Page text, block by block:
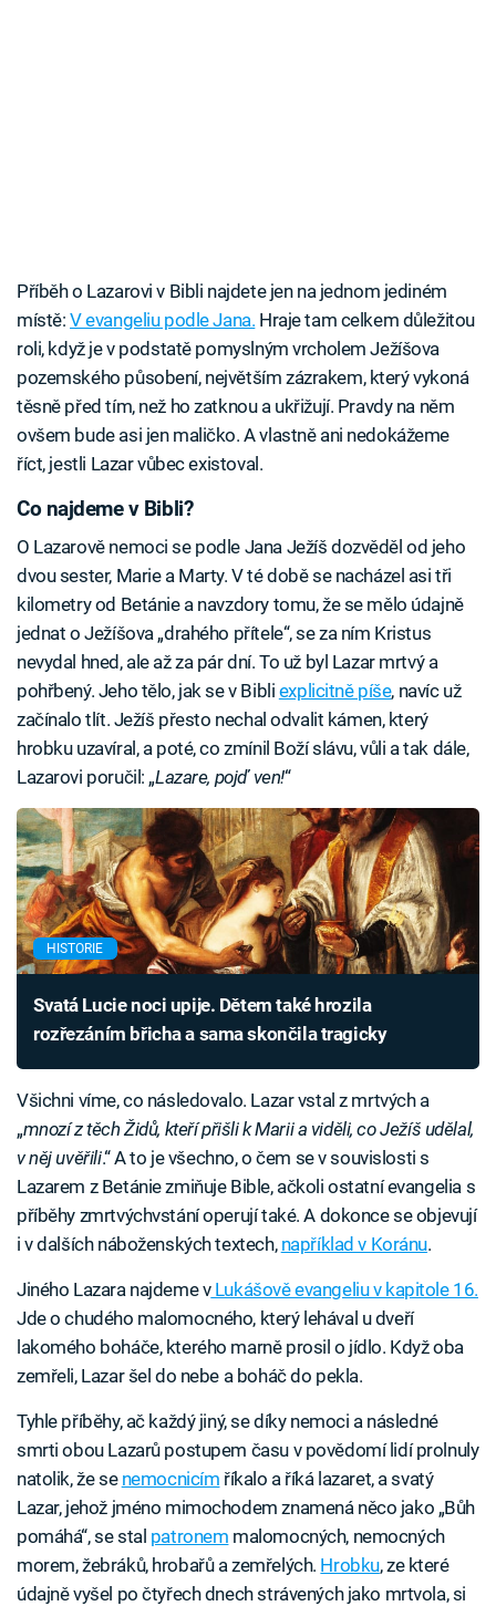
Příběh o Lazarovi v Bibli najdete jen na jednom jediném
místě:V evangeliu podle Jana. Hraje tam celkem důležitou
roli, když je v podstatě pomyslným vrcholem Ježíšova
pozemského působení, největším zázrakem, který vykoná
těsně před tím, než ho zatknou a ukřižují. Pravdy na něm
ovšem bude asi jen maličko. A vlastně ani nedokážeme
říct, jestli Lazar vůbec existoval.
Co najdeme v Bibli?
O Lazarově nemoci se podle Jana Ježíš dozvěděl od jeho
dvou sester, Marie a Marty. V té době se nacházel asi tři
kilometry od Betánie a navzdory tomu, že se mělo údajně
jednat o Ježíšova „drahého přítele“, se za ním Kristus
nevydal hned, ale až za pár dní. To už byl Lazar mrtvý a
pohřbený. Jeho tělo, jak se v Bibli explicitně píše, navíc už
začínalo tlít. Ježíš přesto nechal odvalit kámen, který
hrobku uzavíral, a poté, co zmínil Boží slávu, vůli a tak dále,
Lazarovi poručil: „Lazare, pojď ven!“
HISTORIE
Svatá Lucie noci upije. Dětem také hrozila
rozřezáním břicha a sama skončila tragicky
Všichni víme, co následovalo. Lazar vstal z mrtvých a
„mnozí z těch Židů, kteří přišli k Marii a viděli, co Ježíš udělal,
v něj uvěřili.“ A to je všechno, o čem se v souvislosti s
Lazarem z Betánie zmiňuje Bible, ačkoli ostatní evangelia s
příběhy zmrtvýchvstání operují také. A dokonce se objevují
i v dalších náboženských textech, například v Koránu.
Jiného Lazara najdeme vLukášově evangeliu v kapitole 16.
Jde o chudého malomocného, který lehával u dveří
lakomého boháče, kterého marně prosil o jídlo. Když oba
zemřeli, Lazar šel do nebe a boháč do pekla.
Tyhle příběhy, ač každý jiný, se díky nemoci a následné
smrti obou Lazarů postupem času v povědomí lidí prolnuly
natolik, že se nemocnicím říkalo a říká lazaret, a svatý
Lazar, jehož jméno mimochodem znamená něco jako „Bůh
pomáhá“, se stal patronem malomocných, nemocných
morem, žebráků, hrobařů a zemřelých. Hrobku, ze které
údajně vyšel po čtyřech dnech strávených jako mrtvola, si